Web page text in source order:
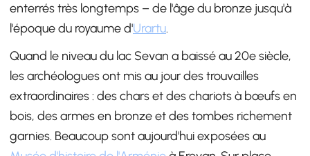
enterrés très longtemps – de l'âge du bronze jusqu'à
l'époque du royaume d'Urartu.
Quand le niveau du lac Sevan a baissé au 20e siècle,
les archéologues ont mis au jour des trouvailles
extraordinaires : des chars et des chariots à bœufs en
bois, des armes en bronze et des tombes richement
garnies. Beaucoup sont aujourd'hui exposées au